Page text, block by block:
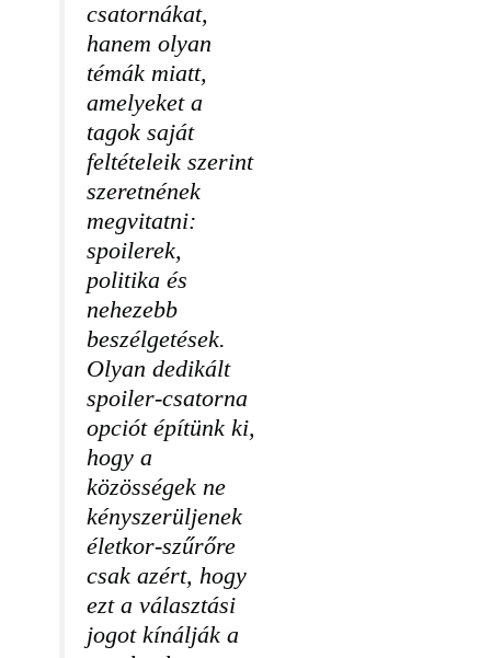
csatornákat,
hanem olyan
témák miatt,
amelyeket a
tagok saját
feltételeik szerint
szeretnének
megvitatni:
spoilerek,
politika és
nehezebb
beszélgetések.
Olyan dedikált
spoiler-csatorna
opciót építünk ki,
hogy a
közösségek ne
kényszerüljenek
életkor-szűrőre
csak azért, hogy
ezt a választási
jogot kínálják a